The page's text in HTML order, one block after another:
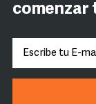
comenzar